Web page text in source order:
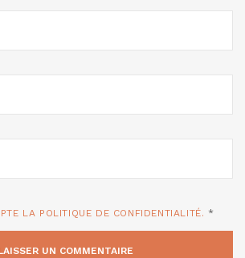
LA POLITIQUE DE CONFIDENTIALITÉ. *